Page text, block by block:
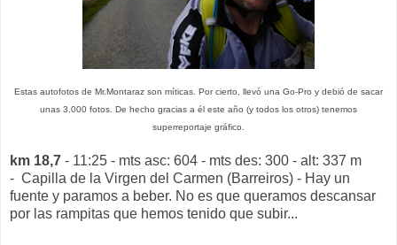
Estas autofotos de Mr.Montaraz son míticas. Por cierto, llevó una Go-Pro y debió de sacar
unas 3.000 fotos. De hecho gracias a él este año (y todos los otros) tenemos
superreportaje gráfico.
km 18,7 - 11:25 - mts asc: 604 - mts des: 300 - alt: 337 m
- Capilla de la Virgen del Carmen (Barreiros) - Hay un
fuente y paramos a beber. No es que queramos descansar
por las rampitas que hemos tenido que subir...